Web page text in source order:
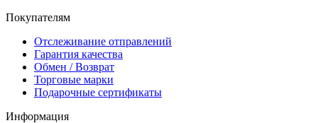
Покупателям
Отслеживание отправлений
Гарантия качества
Обмен / Возврат
Торговые марки
Подарочные сертификаты
Информация